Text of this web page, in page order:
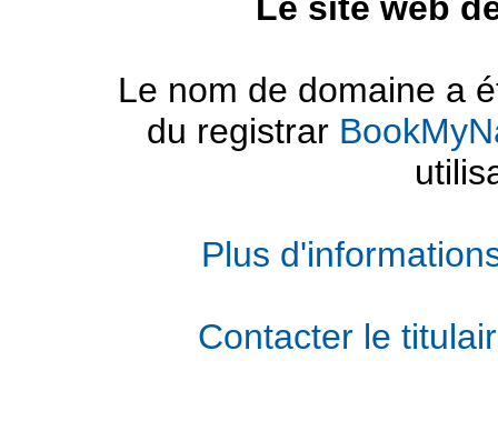
Le nom de domaine a
du registrar
Plus
Contacter le